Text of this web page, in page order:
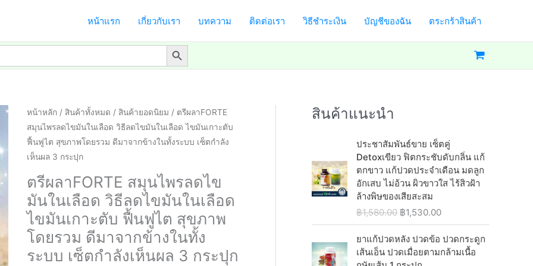
หน้าแรก เกี่ยวกับเรา บทความ ติดต่อเรา วิธีชำระเงิน บัญชีของฉัน ตระกร้าสินค้า
Search Button
หน้าหลัก/ สินค้าทั้งหมด / สินค้ายอดนิยม / ตรีผลาFORTE
สมุนไพรลดไขมันในเลือด วิธีลดไขมันในเลือด ไขมันเกาะตับ
ฟื้นฟูไต สุขภาพโดยรวม ดีมาจากข้างในทั้งระบบ เซ็ตกำลัง
เห็นผล 3 กระปุก
ตรีผลาFORTE สมุนไพรลดไข
มันในเลือด วิธีลดไขมันในเลือด
ไขมันเกาะตับ ฟื้นฟูไต สุขภาพ
โดยรวม ดีมาจากข้างในทั้ง
ระบบ เซ็ตกำลังเห็นผล 3 กระปุก
สินค้าแนะนำ
ประชาสัมพันธ์ขาย เซ็ตคู่
Detoxเขียว ฟิตกระชับดับกลิ่น แก้
ตกขาว แก้ปวดประจำเดือน มดลูก
อักเสบ ไม่อ้วน ผิวขาวใส ไร้สิวฝ้า
ล้างพิษของเสียสะสม
฿1,580.00 O
r
i
g
฿1,530.00C
u
r
r
ยาแก้ปวดหลัง ปวดข้อ ปวดกระดูก
เส้นเอ็น ปวดเมื่อยตามกล้ามเนื้อ